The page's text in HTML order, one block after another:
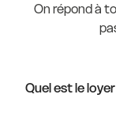
On répond à
Quel est le